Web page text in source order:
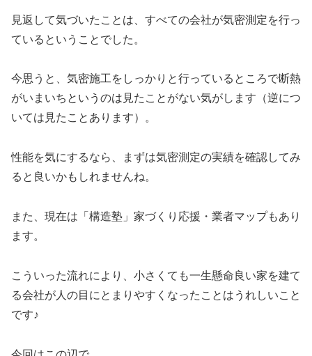
見返して気づいたことは、すべての会社が気密測定を行っ
ているということでした。
今思うと、気密施工をしっかりと行っているところで断熱
がいまいちというのは見たことがない気がします（逆につ
いては見たことあります）。
性能を気にするなら、まずは気密測定の実績を確認してみ
ると良いかもしれませんね。
また、現在は「構造塾」家づくり応援・業者マップもあり
ます。
こういった流れにより、小さくても一生懸命良い家を建て
る会社が人の目にとまりやすくなったことはうれしいこと
です♪